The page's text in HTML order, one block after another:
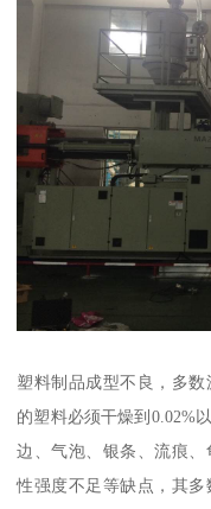
塑料制品成型不良，多
的塑料必须干燥到0.02%
边、气泡、银条、流痕
性强度不足等缺点，其